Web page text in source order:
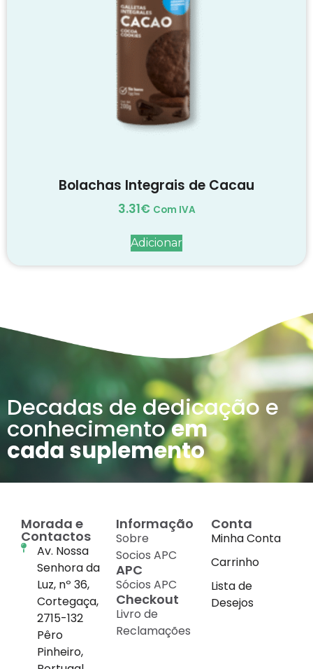
Bolachas Integrais de Cacau
3.31€ Com IVA
Adicionar
Decadas de dedicação e
conhecimentoem
cada suplemento
Morada e
Contactos
Av. Nossa
Senhora da
Luz, nº 36,
Cortegaça,
2715-132
Pêro
Pinheiro,
Informação
Sobre
Socios APC
APC
Sócios APC
Checkout
Livro de
Reclamações
Conta
Minha Conta
Carrinho
Lista de
Desejos